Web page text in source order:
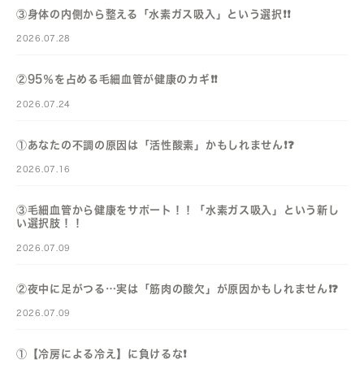
③身体の内側から整える「水素ガス吸入」という選択❗️❗️
2026.07.28
②95％を占める毛細血管が健康のカギ❗️❗️
2026.07.24
①あなたの不調の原因は「活性酸素」かもしれません❗️❓️
2026.07.16
③毛細血管から健康をサポート！！「水素ガス吸入」という新し
い選択肢！！
2026.07.09
②夜中に足がつる…実は「筋肉の酸欠」が原因かもしれません❗️❓️
2026.07.09
①【冷房による冷え】に負けるな❗️